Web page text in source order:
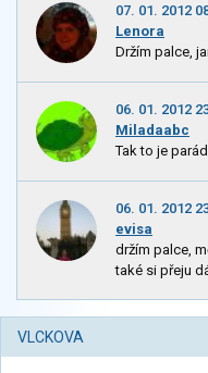
07. 01. 2012
Lenora
Držím palce,
06. 01. 2012
Miladaabc
Tak to je
06. 01. 2012
evisa
držím palce,
také si přeju
VLCKOVA